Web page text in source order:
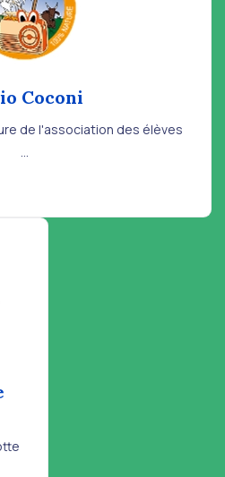
Coconi
de l'association des élèves
...